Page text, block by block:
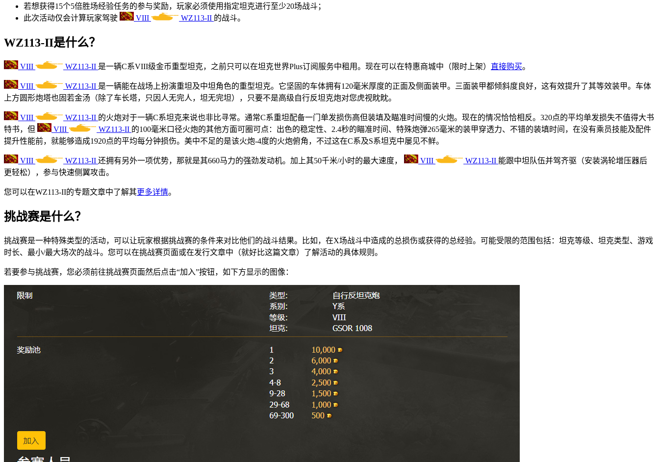
若想获得15个5倍胜场经验任务的参与奖励，玩家必须使用指定坦克进行至少20场战斗；
此次活动仅会计算玩家驾驶
VIII WZ113-II 的战斗。
WZ113-II是什么？
VIII WZ113-II 是一辆C系VIII级金币重型坦克，之前只可以在坦克世界Plus订阅服务中租用。现在可以在特惠商城中（限时上架） 直接购买。
VIII WZ113-II 是一辆能在战场上扮演重坦及中坦角色的重型坦克。它坚固的车体拥有120毫米厚度的正面及侧面装甲。三面装甲都倾斜度良好，这有效提升了其等效装甲。车体
上方圆形炮塔也固若金汤（除了车长塔，只因人无完人，坦无完坦），只要不是高级自行反坦克炮对您虎视眈眈。
VIII WZ113-II 的火炮对于一辆C系坦克来说也非比寻常。通常C系重坦配备一门单发损伤高但装填及瞄准时间慢的火炮。现在的情况恰恰相反。320点的平均单发损失不值得大书
特书，但
VIII WZ113-II 的100毫米口径火炮的其他方面可圈可点：出色的稳定性、 2.4秒的瞄准时间、特殊炮弹265毫米的装甲穿透力、不错的装填时间，在没有乘员技能及配件
提升性能前，就能够造成1920点的平均每分钟损伤。美中不足的是该火炮-4度的火炮俯角，不过这在C系及S系坦克中屡见不鲜。
VIII WZ113-II 还拥有另外一项优势，那就是其660马力的强劲发动机。加上其50千米/小时的最大速度， VIII WZ113-II 能跟中坦队伍并驾齐驱（安装涡轮增压器后
更轻松），参与快速侧翼攻击。
您可以在WZ113-II的专题文章中了解其更多详情。
挑战赛是什么？
挑战赛是一种特殊类型的活动，可以让玩家根据挑战赛的条件来对比他们的战斗结果。比如，在X场战斗中造成的总损伤或获得的总经验。可能受限的范围包括：坦克等级、坦克类型、游戏
时长、最小/最大场次的战斗。您可以在挑战赛页面或在发行文章中（就好比这篇文章）了解活动的具体规则。
若要参与挑战赛，您必须前往挑战赛页面然后点击“加入”按钮，如下方显示的图像：